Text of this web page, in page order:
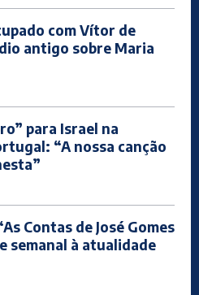
com Vítor de
antigo sobre Maria
para Israel na
“A nossa canção
Contas de José Gomes
semanal à atualidade